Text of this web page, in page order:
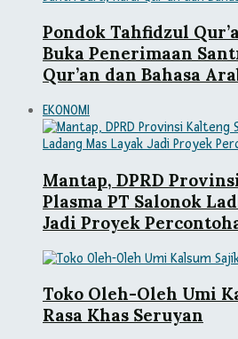
Pondok Tahfidzul
Buka Penerimaan
Qur’an dan Bahasa
EKONOMI
Mantap, DPRD
Plasma PT Salonok
Jadi Proyek
Toko Oleh-Oleh Umi
Rasa Khas Seruyan